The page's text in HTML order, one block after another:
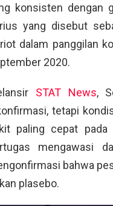
konsisten dengan
yang disebut
dalam panggilan
2020.
STAT News,
tetapi
paling cepat pada
mengawasi
bahwa
plasebo.